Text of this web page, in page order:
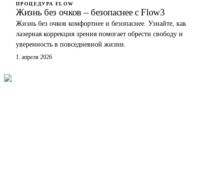
ПРОЦЕДУРА FLOW
Жизнь без очков – безопаснее с Flow3
Жизнь без очков комфортнее и безопаснее. Узнайте, как
лазерная коррекция зрения помогает обрести свободу и
уверенность в повседневной жизни.
1. апреля 2026